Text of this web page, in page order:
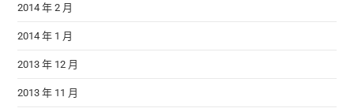
2014 年 2 月
2014 年 1 月
2013 年 12 月
2013 年 11 月